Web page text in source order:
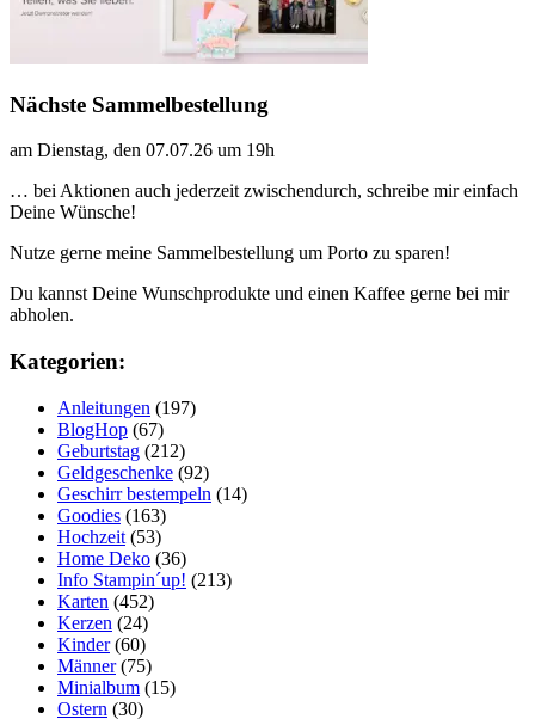
Nächste Sammelbestellung
am Dienstag, den 07.07.26 um 19h
… bei Aktionen auch jederzeit zwischendurch, schreibe mir einfach
Deine Wünsche!
Nutze gerne meine Sammelbestellung um Porto zu sparen!
Du kannst Deine Wunschprodukte und einen Kaffee gerne bei mir
abholen.
Kategorien:
Anleitungen (197)
BlogHop (67)
Geburtstag (212)
Geldgeschenke (92)
Geschirr bestempeln (14)
Goodies (163)
Hochzeit (53)
Home Deko (36)
Info Stampin´up! (213)
Karten (452)
Kerzen (24)
Kinder(60)
Männer(75)
Minialbum (15)
Ostern (30)